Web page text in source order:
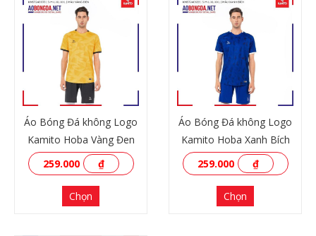
Áo Bóng Đá không Logo
Kamito Hoba Vàng Đen
259.000
₫
Chọn
Áo Bóng Đá không Logo
Kamito Hoba Xanh Bích
259.000
₫
Chọn